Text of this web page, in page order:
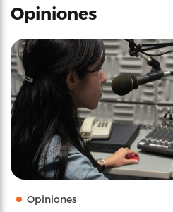
Opiniones
Opiniones